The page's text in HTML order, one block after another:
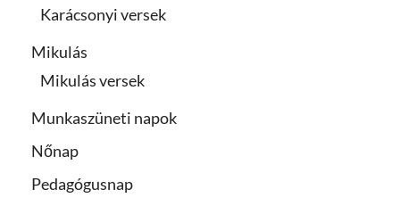
Karácsonyi versek
Mikulás
Mikulás versek
Munkaszüneti napok
Nőnap
Pedagógusnap